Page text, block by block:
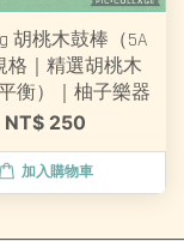
胡桃木鼓棒（5A
格｜精選胡桃木
衡）｜柚子樂器
NT$ 250
加入購物車